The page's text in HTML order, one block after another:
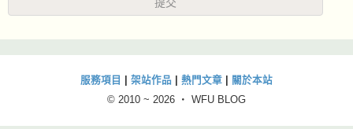
服務項目 架站作品 熱門文章
關於本站
© 2010 ~ 2026 ‧ WFU BLOG